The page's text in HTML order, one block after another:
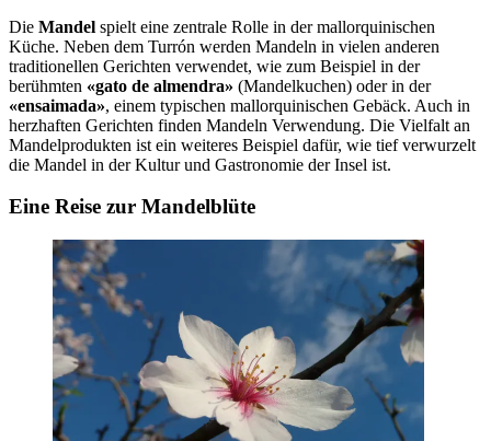
Die Mandel spielt eine zentrale Rolle in der mallorquinischen
Küche. Neben dem Turrón werden Mandeln in vielen anderen
traditionellen Gerichten verwendet, wie zum Beispiel in der
berühmten «gato de almendra» (Mandelkuchen) oder in der
«ensaimada», einem typischen mallorquinischen Gebäck. Auch in
herzhaften Gerichten finden Mandeln Verwendung. Die Vielfalt an
Mandelprodukten ist ein weiteres Beispiel dafür, wie tief verwurzelt
die Mandel in der Kultur und Gastronomie der Insel ist.
Eine Reise zur Mandelblüte